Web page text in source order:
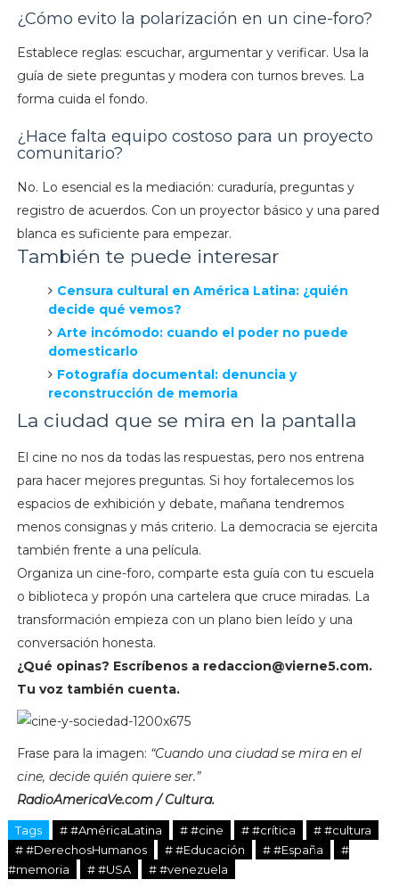
¿Cómo evito la polarización en un cine-foro?
Establece reglas: escuchar, argumentar y verificar. Usa la
guía de siete preguntas y modera con turnos breves. La
forma cuida el fondo.
¿Hace falta equipo costoso para un proyecto
comunitario?
No. Lo esencial es la mediación: curaduría, preguntas y
registro de acuerdos. Con un proyector básico y una pared
blanca es suficiente para empezar.
También te puede interesar
Censura cultural en América Latina: ¿quién
decide qué vemos?
Arte incómodo: cuando el poder no puede
domesticarlo
Fotografía documental: denuncia y
reconstrucción de memoria
La ciudad que se mira en la pantalla
El cine no nos da todas las respuestas, pero nos entrena
para hacer mejores preguntas. Si hoy fortalecemos los
espacios de exhibición y debate, mañana tendremos
menos consignas y más criterio. La democracia se ejercita
también frente a una película.
Organiza un cine-foro, comparte esta guía con tu escuela
o biblioteca y propón una cartelera que cruce miradas. La
transformación empieza con un plano bien leído y una
conversación honesta.
¿Qué opinas? Escríbenos a redaccion@vierne5.com.
Tu voz también cuenta.
Frase para la imagen: “Cuando una ciudad se mira en el
cine, decide quién quiere ser.”
RadioAmericaVe.com / Cultura.
Tags # #AméricaLatina # #cine # #crítica
# #cultura
# #DerechosHumanos
# #Educación # #España
#
#memoria
# #USA # #venezuela